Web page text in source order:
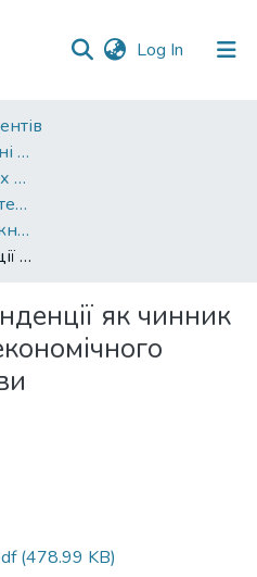
Log In (current)
Кваліфікаційні випускні роботи здобувачів вищої освіти бакалаврських програм
Факультет економічних наук
Кафедра економічної теорії
С1.01 Економіка та міжнародні економічні відносини (економіка)
Демографічні тенденції як чинник прогнозування економічного розвитку держави
як чинник
(478.99 KB)